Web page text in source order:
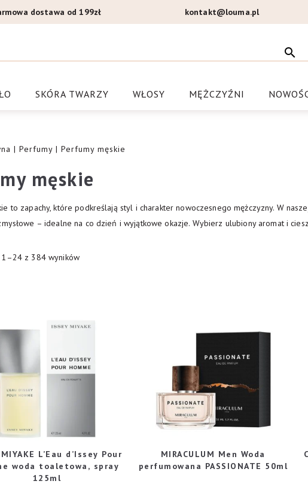
dostawa od 199zł kontakt@louma.pl
SKÓRA TWARZY WŁOSY MĘŻCZYŹNI
| Perfumy| Perfumy męskie
męskie
to zapachy, które podkreślają styl i charakter nowoczesnego mężczyzny. W
– idealne na co dzień i wyjątkowe okazje. Wybierz ulubiony aromat i
z 384 wyników
L’Eau d’Issey Pour
woda toaletowa, spray
125ml
MIRACULUM Men Woda
perfumowana PASSIONATE 50ml